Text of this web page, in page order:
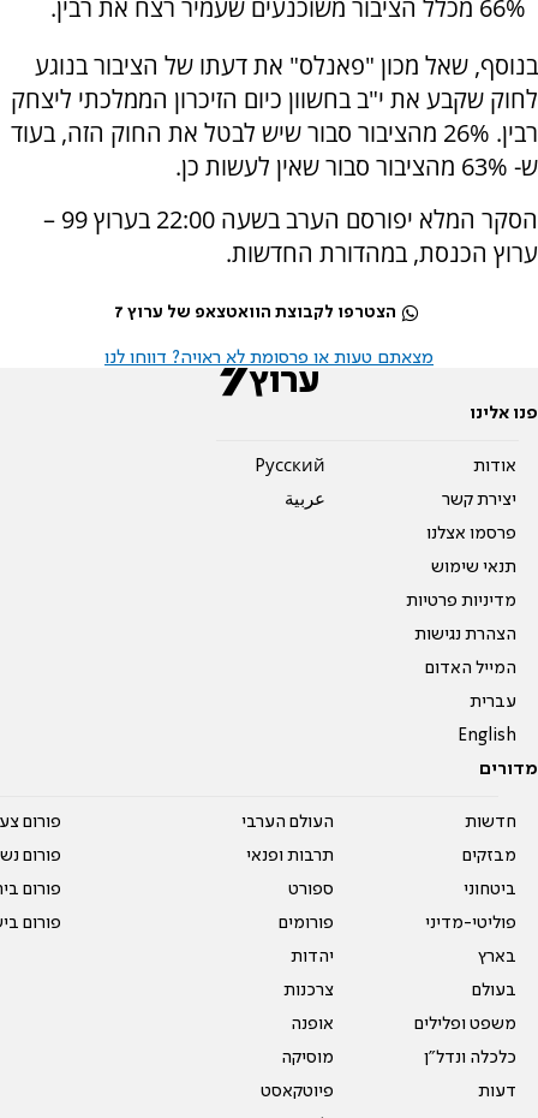
בנוסף, שאל מכון "פאנלס" את דעתו של הציבור בנוגע
לחוק שקבע את י"ב בחשוון כיום הזיכרון הממלכתי ליצחק
רבין. 26% מהציבור סבור שיש לבטל את החוק הזה, בעוד
ש- 63% מהציבור סבור שאין לעשות כן.
הסקר המלא יפורסם הערב בשעה 22:00 בערוץ 99 –
ערוץ הכנסת, במהדורת החדשות.
הצטרפו לקבוצת הוואטצאפ של ערוץ 7
מצאתם טעות או פרסומת לא ראויה? דווחו לנו
פנו אלינו
אודות
יצירת קשר
פרסמו אצלנו
תנאי שימוש
מדיניות פרטיות
הצהרת נגישות
המייל האדום
עברית
English
Pусский
عربية
מדורים
חדשות
מבזקים
ביטחוני
פוליטי-מדיני
בארץ
בעולם
משפט ופלילים
כלכלה ונדל"ן
דעות
העולם הערבי
תרבות ופנאי
ספורט
פורומים
יהדות
צרכנות
אופנה
מוסיקה
פיוטקאסט
פורום
פורום
פורום
פורום